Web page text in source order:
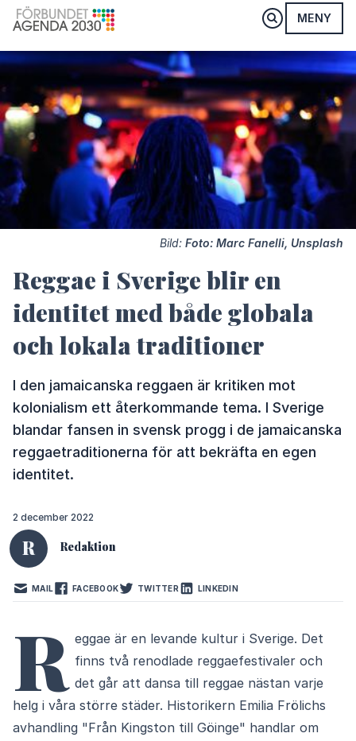
MENY
Bild: Foto: Marc Fanelli, Unsplash
Reggae i Sverige blir en
identitet med både globala
och lokala traditioner
I den jamaicanska reggaen är kritiken mot
kolonialism ett återkommande tema. I Sverige
blandar fansen in svensk progg i de jamaicanska
reggaetraditionerna för att bekräfta en egen
identitet.
2 december 2022
R Redaktion
MAIL FACEBOOK TWITTER LINKEDIN
R eggae är en levande kultur i Sverige. Det
finns två renodlade reggaefestivaler och
det går att dansa till reggae nästan varje
helg i våra större städer. Historikern Emilia Frölichs
avhandling "Från Kingston till Göinge" handlar om